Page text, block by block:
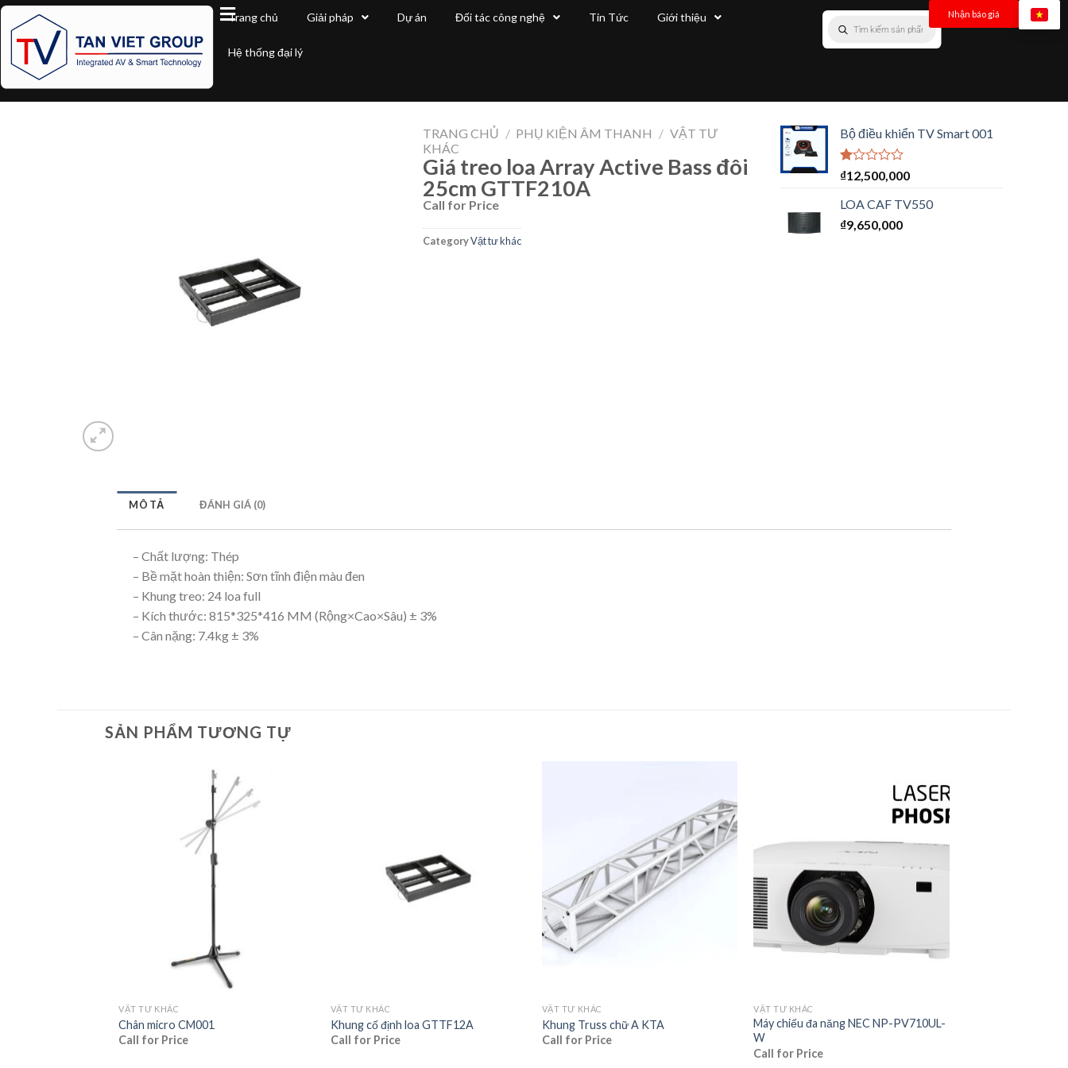
Trang chủ Giải pháp Dự án Đối tác công nghệ Tin Tức Giới thiệu
Hệ thống đại lý
Nhận báo giá
TRANG CHỦ / PHỤ KIỆN ÂM THANH / VẬT TƯ
KHÁC
Giá treo loa Array Active Bass đôi
25cm GTTF210A
Call for Price
CategoryVật tư khác
Bộ điều khiển TV Smart 001
Được
hạng
1.00
5
₫12,500,000
LOA CAF TV550
₫9,650,000
MÔ TẢ ĐÁNH GIÁ (0)
– Chất lượng: Thép
– Bề mặt hoàn thiện: Sơn tĩnh điện màu đen
– Khung treo: 24 loa full
– Kích thước: 815*325*416 MM (Rộng×Cao×Sâu) ± 3%
– Cân nặng: 7.4kg ± 3%
SẢN PHẨM TƯƠNG TỰ
VẬT TƯ KHÁC
Chân micro CM001
Call for Price
VẬT TƯ KHÁC
Khung cố định loa GTTF12A
Call for Price
VẬT TƯ KHÁC
Khung Truss chữ A KTA
Call for Price
VẬT TƯ KHÁC
Máy chiếu đa năng NEC NP-PV710UL-
W
Call for Price